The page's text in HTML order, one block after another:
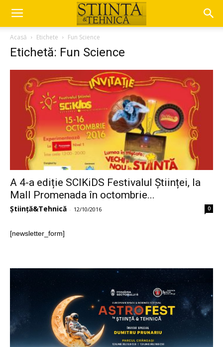
Acasă Etichete Fun Science
Etichetă: Fun Science
A 4-a ediție SCIKiDS Festivalul Științei, la
Mall Promenada în octombrie...
Știință&Tehnică - 12/10/2016 0
[newsletter_form]